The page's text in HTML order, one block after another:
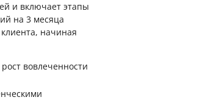
и включает этапы
на 3 месяца
начиная
вовлеченности